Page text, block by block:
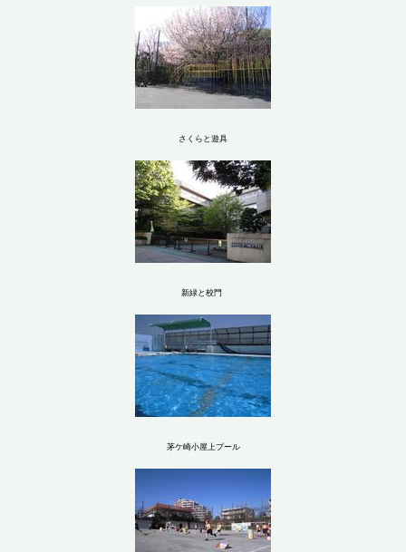
さくらと遊具
新緑と校門
茅ケ崎小屋上プール